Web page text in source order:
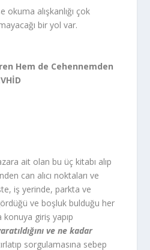
okuma alışkanlığı çok
bir yol var.
Hem de Cehennemden
ait olan bu üç kitabı alıp
can alıcı noktaları ve
iş yerinde, parkta ve
ve boşluk bulduğu her
konuya giriş yapıp
ve ne kadar
sorgulamasına sebep